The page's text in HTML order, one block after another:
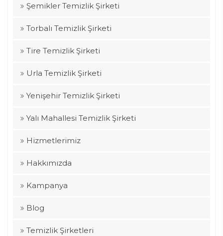
Şemikler Temizlik Şirketi
Torbalı Temizlik Şirketi
Tire Temizlik Şirketi
Urla Temizlik Şirketi
Yenişehir Temizlik Şirketi
Yalı Mahallesi Temizlik Şirketi
Hizmetlerimiz
Hakkımızda
Kampanya
Blog
Temizlik Şirketleri